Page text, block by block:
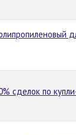
сделок по